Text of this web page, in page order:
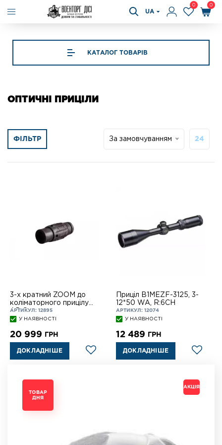
UA
0 0
КАТАЛОГ ТОВАРІВ
ОПТИЧНІ ПРИЦІЛИ
ФІЛЬТР За замовчуванням 24
3-х кратний ZOOM до
коліматорного прицілу
АР Comp
АРТИКУЛ: 12895
У НАЯВНОСТІ
20 999 ГРН
ДОКЛАДНІШЕ
Приціл B1MEZF-3125, 3-
12*50 WA, R:6СН
АРТИКУЛ: 12074
У НАЯВНОСТІ
12 489 ГРН
ДОКЛАДНІШЕ
ТОВАР
ДНЯ
АКЦІЯ
ТОВАР
ДНЯ
АКЦІЯ
ТОВАР
ДНЯ
АКЦІЯ
ТОВАР
ДНЯ
АКЦІЯ